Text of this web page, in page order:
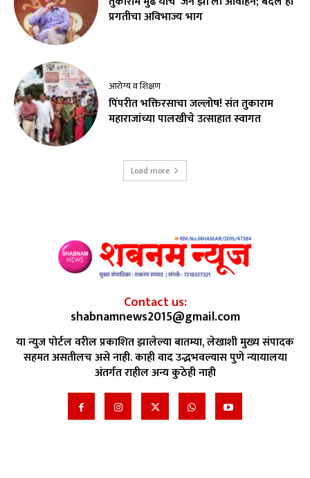
प्रगतीचा अविभाज्य भाग
आरोग्य व शिक्षण
पिंपरीत भक्तिरसाचा जल्लोष! संत तुकाराम
महाराजांच्या पालखीचे उत्साहात स्वागत
Load more
Contact us:
shabnamnews2015@gmail.com
या न्युज पोर्टल वरील प्रकाशित झालेल्या बातम्या, लेखाशी मुख्य संपादक
सहमत असतीलच असे नाही. काही वाद उद्भभवल्यास पुणे न्यायालया
अंतर्गत राहील अन्य कुठेही नाही